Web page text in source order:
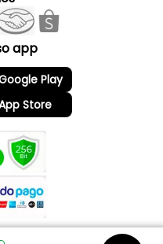
app
Play
Store